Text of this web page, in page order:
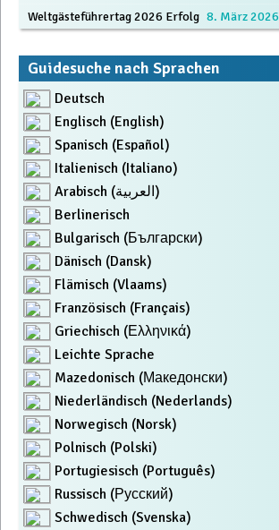
Weltgästeführertag 2026 Erfolg 8. März 2026
Guidesuche nach Sprachen
Deutsch
Englisch (English)
Spanisch (Español)
Italienisch (Italiano)
Arabisch (العربية)
Berlinerisch
Bulgarisch (Български)
Dänisch (Dansk)
Flämisch (Vlaams)
Französisch (Français)
Griechisch (Ελληνικά)
Leichte Sprache
Mazedonisch (Македонски)
Niederländisch (Nederlands)
Norwegisch (Norsk)
Polnisch (Polski)
Portugiesisch (Português)
Russisch (Русский)
Schwedisch (Svenska)